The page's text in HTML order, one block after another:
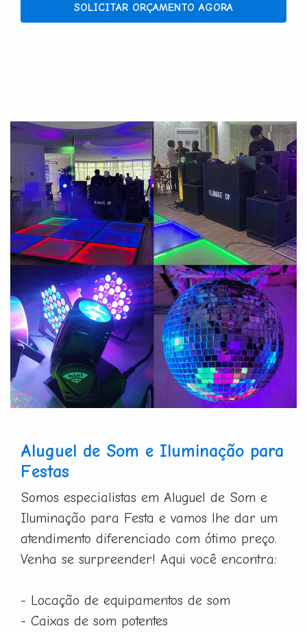
SOLICITAR ORÇAMENTO AGORA
Aluguel de Som e Iluminação para
Festas
Somos especialistas em Aluguel de Som e
Iluminação para Festa e vamos lhe dar um
atendimento diferenciado com ótimo preço.
Venha se surpreender! Aqui você encontra:
- Locação de equipamentos de som
- Caixas de som potentes